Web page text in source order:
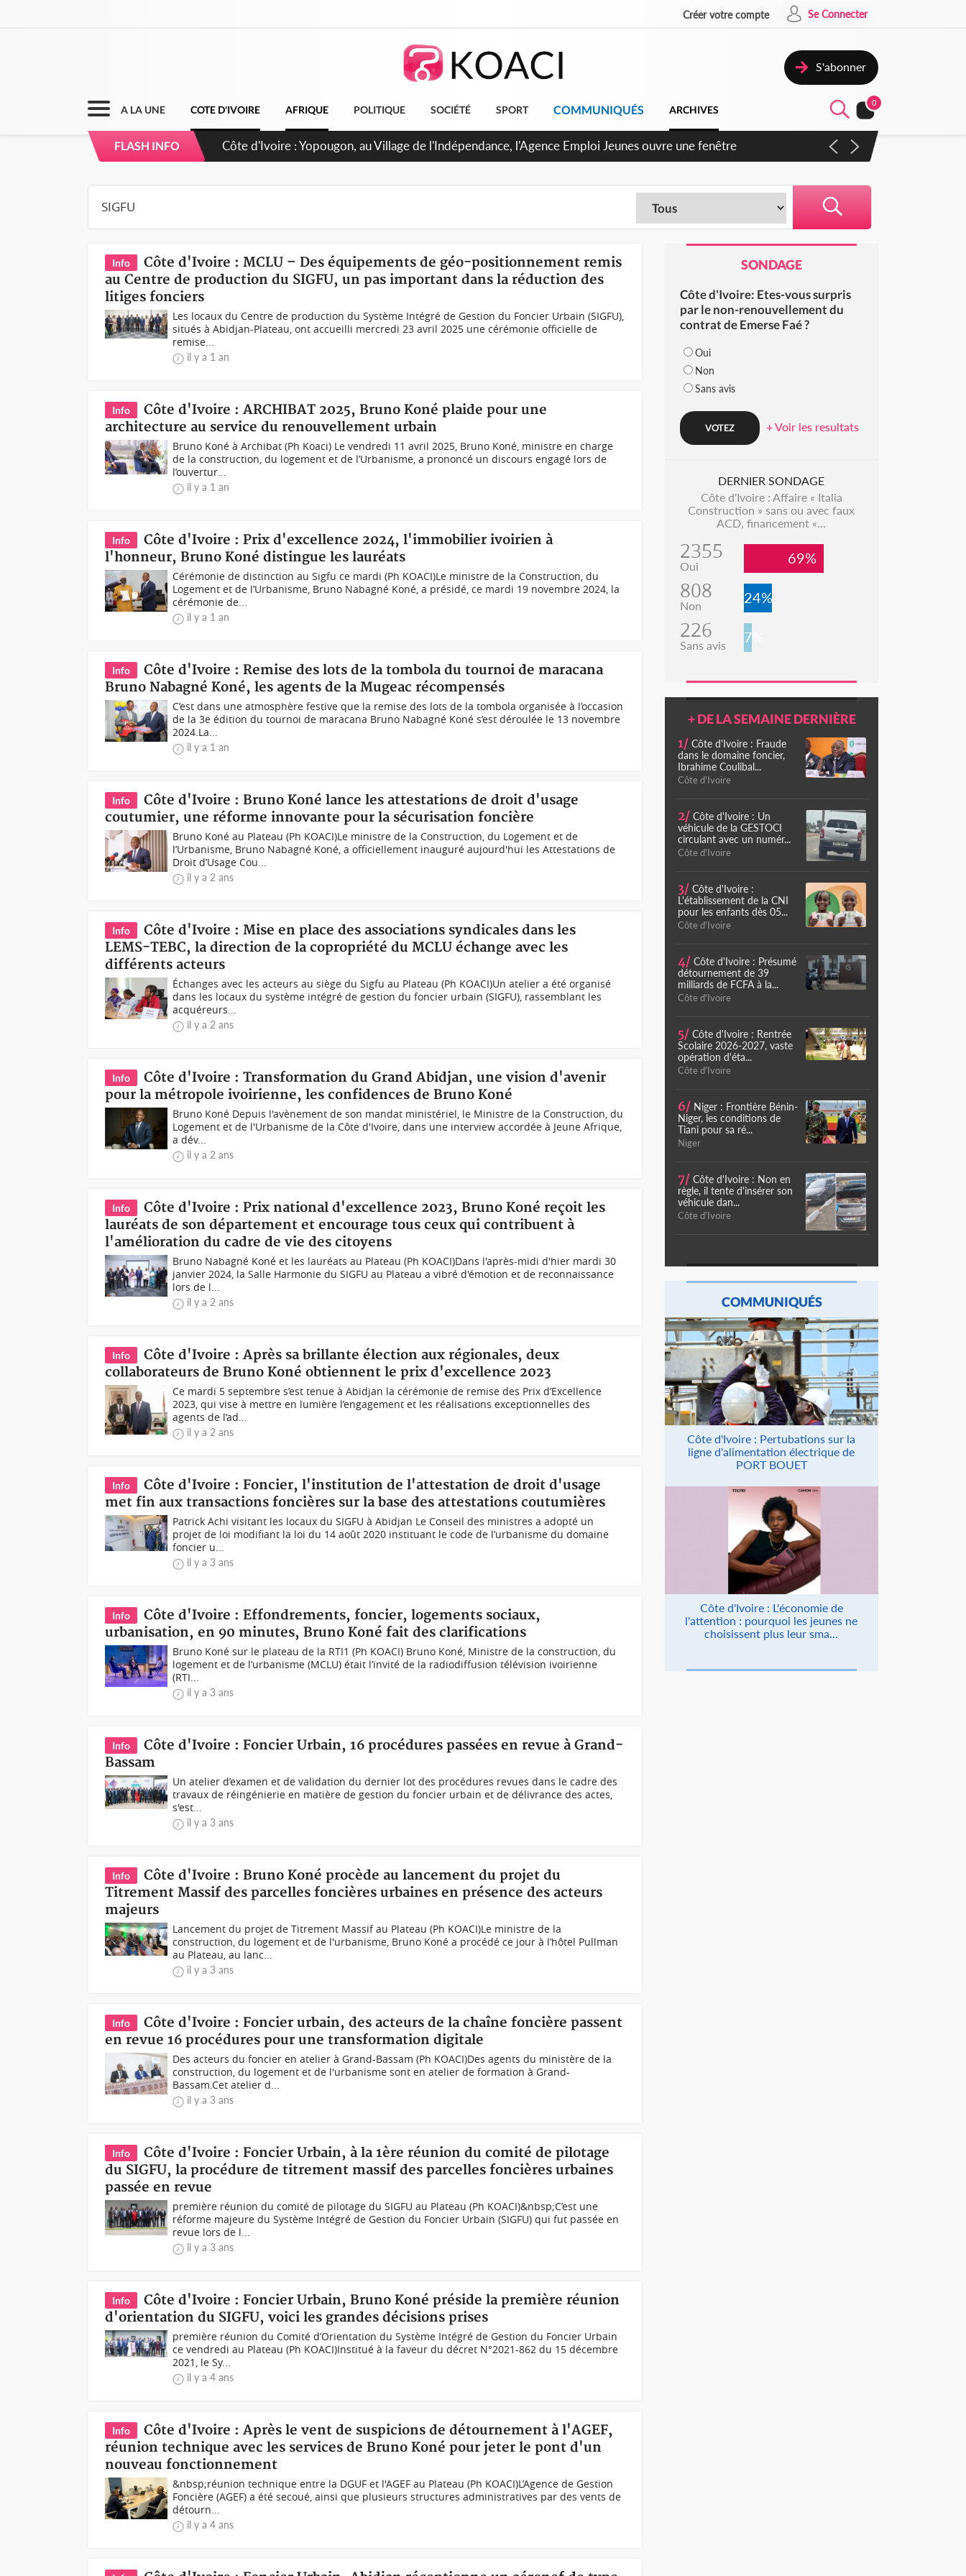
Créer votre compte Se Connecter
S'abonner
A LA UNE COTE D'IVOIRE AFRIQUE POLITIQUE SOCIÉTÉ SPORT COMMUNIQUÉS ARCHIVES
0
FLASH INFO
Côte d'Ivoire : CHU de Treichville, après la fronde, les agents contractuels obtiennent un accord avec la
Info
Côte d'Ivoire : MCLU – Des équipements de géo-positionnement remis
au Centre de production du SIGFU, un pas important dans la réduction des
litiges fonciers
Les locaux du Centre de production du Système Intégré de Gestion du Foncier Urbain (SIGFU),
situés à Abidjan-Plateau, ont accueilli mercredi 23 avril 2025 une cérémonie officielle de
remise...
il y a 1 an
Info
Côte d'Ivoire : ARCHIBAT 2025, Bruno Koné plaide pour une
architecture au service du renouvellement urbain
Bruno Koné à Archibat (Ph Koaci) Le vendredi 11 avril 2025, Bruno Koné, ministre en charge
de la construction, du logement et de l’Urbanisme, a prononcé un discours engagé lors de
l’ouvertur...
il y a 1 an
Info
Côte d'Ivoire : Prix d'excellence 2024, l'immobilier ivoirien à
l'honneur, Bruno Koné distingue les lauréats
Cérémonie de distinction au Sigfu ce mardi (Ph KOACI)Le ministre de la Construction, du
Logement et de l’Urbanisme, Bruno Nabagné Koné, a présidé, ce mardi 19 novembre 2024, la
cérémonie de...
il y a 1 an
Info
Côte d'Ivoire : Remise des lots de la tombola du tournoi de maracana
Bruno Nabagné Koné, les agents de la Mugeac récompensés
C’est dans une atmosphère festive que la remise des lots de la tombola organisée à l’occasion
de la 3e édition du tournoi de maracana Bruno Nabagné Koné s’est déroulée le 13 novembre
2024.La...
il y a 1 an
Info
Côte d'Ivoire : Bruno Koné lance les attestations de droit d'usage
coutumier, une réforme innovante pour la sécurisation foncière
Bruno Koné au Plateau (Ph KOACI)Le ministre de la Construction, du Logement et de
l’Urbanisme, Bruno Nabagné Koné, a officiellement inauguré aujourd'hui les Attestations de
Droit d’Usage Cou...
il y a 2 ans
Info
Côte d'Ivoire : Mise en place des associations syndicales dans les
LEMS-TEBC, la direction de la copropriété du MCLU échange avec les
différents acteurs
Échanges avec les acteurs au siège du Sigfu au Plateau (Ph KOACI)Un atelier a été organisé
dans les locaux du système intégré de gestion du foncier urbain (SIGFU), rassemblant les
acquéreurs...
il y a 2 ans
Info
Côte d'Ivoire : Transformation du Grand Abidjan, une vision d'avenir
pour la métropole ivoirienne, les confidences de Bruno Koné
Bruno Koné Depuis l'avènement de son mandat ministériel, le Ministre de la Construction, du
Logement et de l'Urbanisme de la Côte d'Ivoire, dans une interview accordée à Jeune Afrique,
a dév...
il y a 2 ans
Info
Côte d'Ivoire : Prix national d'excellence 2023, Bruno Koné reçoit les
lauréats de son département et encourage tous ceux qui contribuent à
l'amélioration du cadre de vie des citoyens
Bruno Nabagné Koné et les lauréats au Plateau (Ph KOACI)Dans l'après-midi d'hier mardi 30
janvier 2024, la Salle Harmonie du SIGFU au Plateau a vibré d'émotion et de reconnaissance
lors de l...
il y a 2 ans
Info
Côte d'Ivoire : Après sa brillante élection aux régionales, deux
collaborateurs de Bruno Koné obtiennent le prix d'excellence 2023
Ce mardi 5 septembre s’est tenue à Abidjan la cérémonie de remise des Prix d’Excellence
2023, qui vise à mettre en lumière l’engagement et les réalisations exceptionnelles des
agents de l’ad...
il y a 2 ans
Info
Côte d'Ivoire : Foncier, l'institution de l'attestation de droit d'usage
met fin aux transactions foncières sur la base des attestations coutumières
Patrick Achi visitant les locaux du SIGFU à Abidjan Le Conseil des ministres a adopté un
projet de loi modifiant la loi du 14 août 2020 instituant le code de l’urbanisme du domaine
foncier u...
il y a 3 ans
Info
Côte d'Ivoire : Effondrements, foncier, logements sociaux,
urbanisation, en 90 minutes, Bruno Koné fait des clarifications
Bruno Koné sur le plateau de la RTI1 (Ph KOACI) Bruno Koné, Ministre de la construction, du
logement et de l’urbanisme (MCLU) était l’invité de la radiodiffusion télévision ivoirienne
(RTI...
il y a 3 ans
Info
Côte d'Ivoire : Foncier Urbain, 16 procédures passées en revue à Grand-
Bassam
Un atelier d’examen et de validation du dernier lot des procédures revues dans le cadre des
travaux de réingénierie en matière de gestion du foncier urbain et de délivrance des actes,
s'est...
il y a 3 ans
Info
Côte d'Ivoire : Bruno Koné procède au lancement du projet du
Titrement Massif des parcelles foncières urbaines en présence des acteurs
majeurs
Lancement du projet de Titrement Massif au Plateau (Ph KOACI)Le ministre de la
construction, du logement et de l'urbanisme, Bruno Koné a procédé ce jour à l’hôtel Pullman
au Plateau, au lanc...
il y a 3 ans
Info
Côte d'Ivoire : Foncier urbain, des acteurs de la chaîne foncière passent
en revue 16 procédures pour une transformation digitale
Des acteurs du foncier en atelier à Grand-Bassam (Ph KOACI)Des agents du ministère de la
construction, du logement et de l'urbanisme sont en atelier de formation à Grand-
Bassam.Cet atelier d...
il y a 3 ans
Info
Côte d'Ivoire : Foncier Urbain, à la 1ère réunion du comité de pilotage
du SIGFU, la procédure de titrement massif des parcelles foncières urbaines
passée en revue
première réunion du comité de pilotage du SIGFU au Plateau (Ph KOACI)&nbsp;C’est une
réforme majeure du Système Intégré de Gestion du Foncier Urbain (SIGFU) qui fut passée en
revue lors de l...
il y a 3 ans
Info
Côte d'Ivoire : Foncier Urbain, Bruno Koné préside la première réunion
d'orientation du SIGFU, voici les grandes décisions prises
première réunion du Comité d’Orientation du Système Intégré de Gestion du Foncier Urbain
ce vendredi au Plateau (Ph KOACI)Institué à la faveur du décret N°2021-862 du 15 décembre
2021, le Sy...
il y a 4 ans
Info
Côte d'Ivoire : Après le vent de suspicions de détournement à l'AGEF,
réunion technique avec les services de Bruno Koné pour jeter le pont d'un
nouveau fonctionnement
&nbsp;réunion technique entre la DGUF et l'AGEF au Plateau (Ph KOACI)L’Agence de Gestion
Foncière (AGEF) a été secoué, ainsi que plusieurs structures administratives par des vents de
détourn...
il y a 4 ans
SONDAGE
Côte d'Ivoire: Etes-vous surpris
par le non-renouvellement du
contrat de Emerse Faé ?
Oui
Non
Sans avis
+ Voir les resultats
DERNIER SONDAGE
Côte d'Ivoire : Affaire « Italia
Construction » sans ou avec faux
ACD, financement «...
2355
Oui 69%
808
Non 24%
226
Sans avis 7%
+ DE LA SEMAINE DERNIÈRE
1/ Côte d'Ivoire : Fraude
dans le domaine foncier,
Ibrahime Coulibal...
Côte d'Ivoire
2/ Côte d'Ivoire : Un
véhicule de la GESTOCI
circulant avec un numér...
Côte d'Ivoire
3/ Côte d'Ivoire :
L'établissement de la CNI
pour les enfants dès 05...
Côte d'Ivoire
4/ Côte d'Ivoire : Présumé
détournement de 39
milliards de FCFA à la...
Côte d'Ivoire
5/ Côte d'Ivoire : Rentrée
Scolaire 2026-2027, vaste
opération d'éta...
Côte d'Ivoire
6/ Niger : Frontière Bénin-
Niger, les conditions de
Tiani pour sa ré...
Niger
7/ Côte d'Ivoire : Non en
règle, il tente d'insérer son
véhicule dan...
Côte d'Ivoire
COMMUNIQUÉS
Côte d'Ivoire : Pertubations sur la
ligne d'alimentation électrique de
PORT BOUET
Côte d'Ivoire : L'économie de
l'attention : pourquoi les jeunes ne
choisissent plus leur sma...